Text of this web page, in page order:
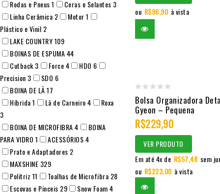
ou R$96,90 à vista
out
of
Bolsa Organizadora
Gyeon – Pequena
R$229,90
VER PRODUTO
Em até 4x de R$57,48 sem
ou R$223,00 à vista
Rodas e Pneus1 Ceras e Selantes 3
Linha Cerâmica 2 Motor1
Plástico e Vinil 2
LAKE COUNTRY109
BOINAS DE ESPUMA44
Cutback 3 Force4 HDO 6
Precision 3 SDO 6
BOINA DE LÃ17
Híbrida1 Lã de Carneiro4
Roxa
3
BOINA DE MICROFIBRA4
BOINA
PARA VIDRO 1 ACESSÓRIOS4
Prato e Adaptadores 2
MAXSHINE 329
Politriz 11 Toalhas de Microfibra 28
Escovas e Pinceis 29 Snow Foam4